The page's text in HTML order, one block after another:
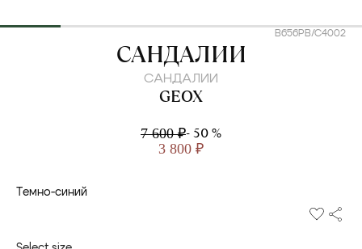
B656PB/C4002
GEOX
САНДАЛИИ
САНДАЛИИ
GEOX
7 600 ₽- 50 %
3 800 ₽
Темно-синий